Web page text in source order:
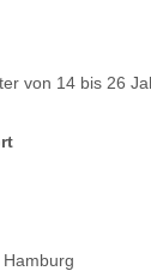
von 14 bis 26